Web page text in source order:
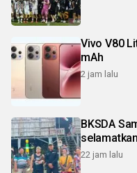
Vivo V80
mAh
2 jam lalu
BKSDA
22 jam lalu